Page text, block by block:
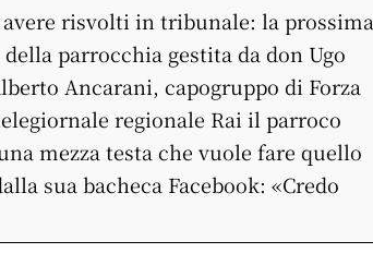
risvolti in tribunale: la prossima
parrocchia gestita da don Ugo
Ancarani, capogruppo di Forza
regionale Rai il parroco
mezza testa che vuole fare quello
sua bacheca Facebook: «Credo